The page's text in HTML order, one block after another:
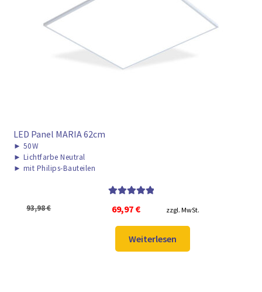
LED Panel MARIA 62cm
► 50W
► Lichtfarbe Neutral
► mit Philips-Bauteilen
5.00
93,98€
Ursprünglicher
93,98 €
69,97 €
Aktueller
ist:
69,97 €.
zzgl. MwSt.
Weiterlesen